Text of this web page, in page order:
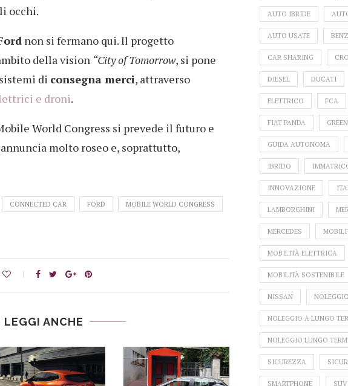
occhi.
non si fermano qui. Il progetto
della vision “City of Tomorrow, si pone
di consegna merci, attraverso
e droni.
World Congress si prevede il futuro e
molto roseo e, soprattutto,
CONNECTED CAR FORD MOBILE WORLD CONGRESS
LEGGI ANCHE
AUTO IBRIDE
AUTO USATE
CAR SHARING
DIESEL DUCATI
ELETTRICO FCA
FIAT PANDA GREEN
GUIDA AUTONOMA
IBRIDO
INNOVAZIONE
LAMBORGHINI
MERCEDES
MOBILITÀ ELETTRICA
MOBILITÀ SOSTENIBILE
NISSAN NOLEGGIO
NOLEGGIO A LUNGO
NOLEGGIO LUNGO
SICUREZZA
SMARTPHONE SUV